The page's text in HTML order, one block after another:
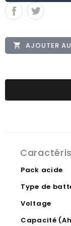
 AJOUTER
Pack acide
Type de
Voltage
Capacité